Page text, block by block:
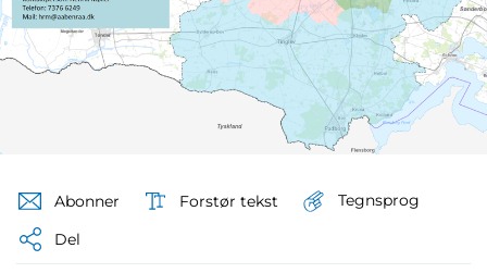
Abonner Forstør tekst
Tegnsprog
Del